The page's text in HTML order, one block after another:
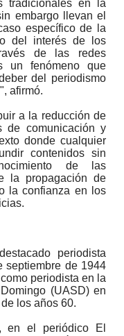
tradicionales en la
embargo llevan el
específico de la
del interés de los
de las redes
un fenómeno que
del periodismo
afirmó.
a la reducción de
de comunicación y
donde cualquier
contenidos sin
de las
la propagación de
la confianza en los
periodista
septiembre de 1944
periodista en la
(UASD) en
los años 60.
en el periódico El